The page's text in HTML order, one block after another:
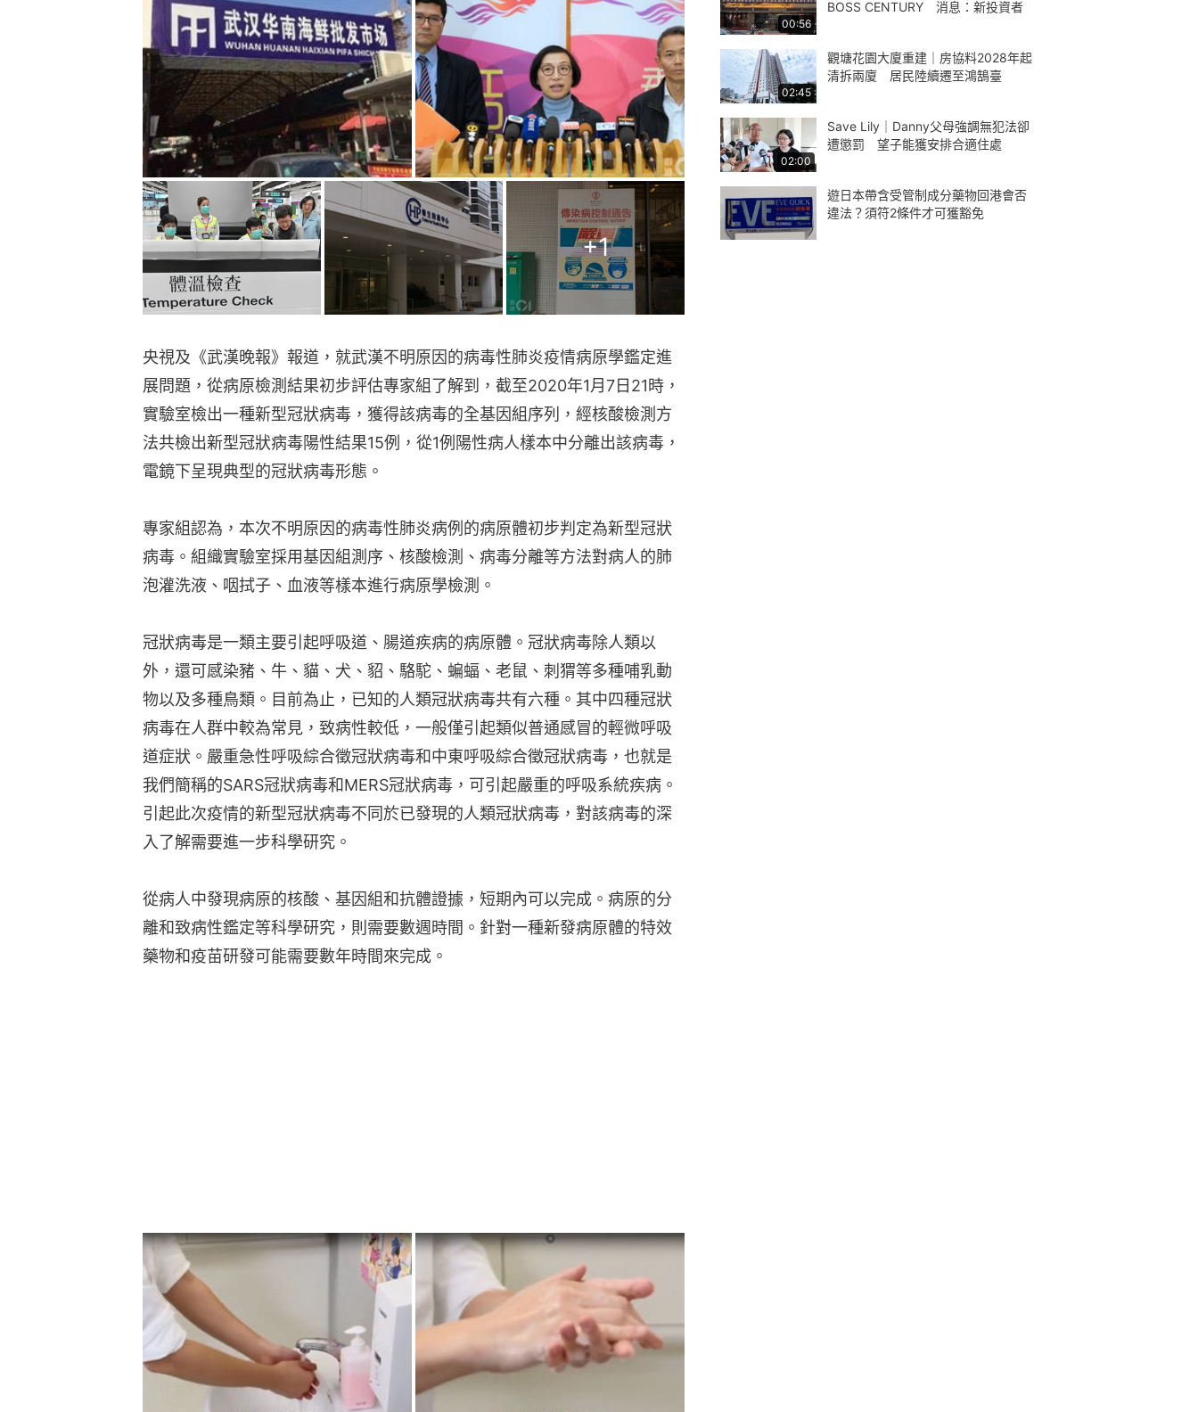
+1
央視及《武漢晚報》報道，就武漢不明原因的病毒性肺炎疫情病原學鑑定進
展問題，從病原檢測結果初步評估專家組了解到，截至2020年1月7日21時，
實驗室檢出一種新型冠狀病毒，獲得該病毒的全基因組序列，經核酸檢測方
法共檢出新型冠狀病毒陽性結果15例，從1例陽性病人樣本中分離出該病毒，
電鏡下呈現典型的冠狀病毒形態。
專家組認為，本次不明原因的病毒性肺炎病例的病原體初步判定為新型冠狀
病毒。組織實驗室採用基因組測序、核酸檢測、病毒分離等方法對病人的肺
泡灌洗液、咽拭子、血液等樣本進行病原學檢測。
冠狀病毒是一類主要引起呼吸道、腸道疾病的病原體。冠狀病毒除人類以
外，還可感染豬、牛、貓、犬、貂、駱駝、蝙蝠、老鼠、刺猬等多種哺乳動
物以及多種鳥類。目前為止，已知的人類冠狀病毒共有六種。其中四種冠狀
病毒在人群中較為常見，致病性較低，一般僅引起類似普通感冒的輕微呼吸
道症狀。嚴重急性呼吸綜合徵冠狀病毒和中東呼吸綜合徵冠狀病毒，也就是
我們簡稱的SARS冠狀病毒和MERS冠狀病毒，可引起嚴重的呼吸系統疾病。
引起此次疫情的新型冠狀病毒不同於已發現的人類冠狀病毒，對該病毒的深
入了解需要進一步科學研究。
從病人中發現病原的核酸、基因組和抗體證據，短期內可以完成。病原的分
離和致病性鑑定等科學研究，則需要數週時間。針對一種新發病原體的特效
藥物和疫苗研發可能需要數年時間來完成。
00:56
BOSS CENTURY 消息：新投資者
02:45
觀塘花園大廈重建｜房協料2028年起
清拆兩廈 居民陸續遷至鴻鵠臺
02:00
Save Lily｜Danny父母強調無犯法卻
遭懲罰 望子能獲安排合適住處
遊日本帶含受管制成分藥物回港會否
違法？須符2條件才可獲豁免